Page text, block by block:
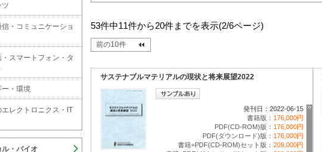
53件中11件から20件までを表示(2/6ページ)
前の10件
サステナブルマテリアルの現状と将来展望2022
発刊日：2022-06-15
書籍版： 176,000円
PDF(CD-ROM)版： 176,000円
PDF(ダウンロード)版： 176,000円
書籍+PDF(CD-ROM)セット版： 209,000円
ツ
・コミュニケーショ
スマートフォン・タ
ー・環境
エレクトロニクス・IT
ル・バイオ